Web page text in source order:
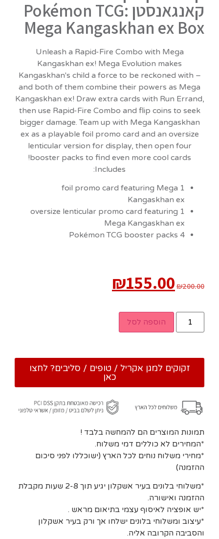
קאנגאנסטן Pokémon TCG:
Mega Kangaskhan ex Box
Unleash a Rapid-Fire Combo with Mega
Kangaskhan ex! Mega Evolution makes
Kangaskhan's child a force to be reckoned with –
and both of them combine their powers as Mega
Kangaskhan ex! Draw extra cards with Run Errand,
then use Rapid-Fire Combo and flip coins to seek
bigger damage. Team up with Mega Kangaskhan
ex as a playable foil promo card and an oversize
lenticular version for display, then open four
booster packs to find even more cool cards!
Includes:
1 foil promo card featuring Mega
Kangaskhan ex
1 oversize lenticular promo card featuring
Mega Kangaskhan ex
4 Pokémon TCG booster packs
₪200.00
₪155.00
הוספה לסל
זקוקים למגן אקריל / טופים / סליבים? לחצו
כאן
תמונות המוצרים הם להמחשה בלבד !
*המחירים לא כוללים דמי משלוח.
*מחירי משלוח נוחים לכל הארץ (ישוכללו לפני סיכום
ההזמנה)
*משלוחי בלונים בעיר אשקלון יגיע תוך 2-8 שעות מקבלת
ההזמנה ואישורה.
*יש אופציה לאיסוף עצמי בתיאום מראש .
*עיצוב ומשלוחי בלונים ישלחו אך ורק בעיר אשקלון
והסביבה הקרובה אליה.